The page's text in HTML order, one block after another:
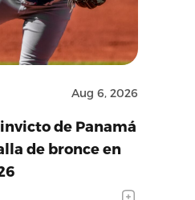
Aug 6, 2026
de Panamá
de bronce en